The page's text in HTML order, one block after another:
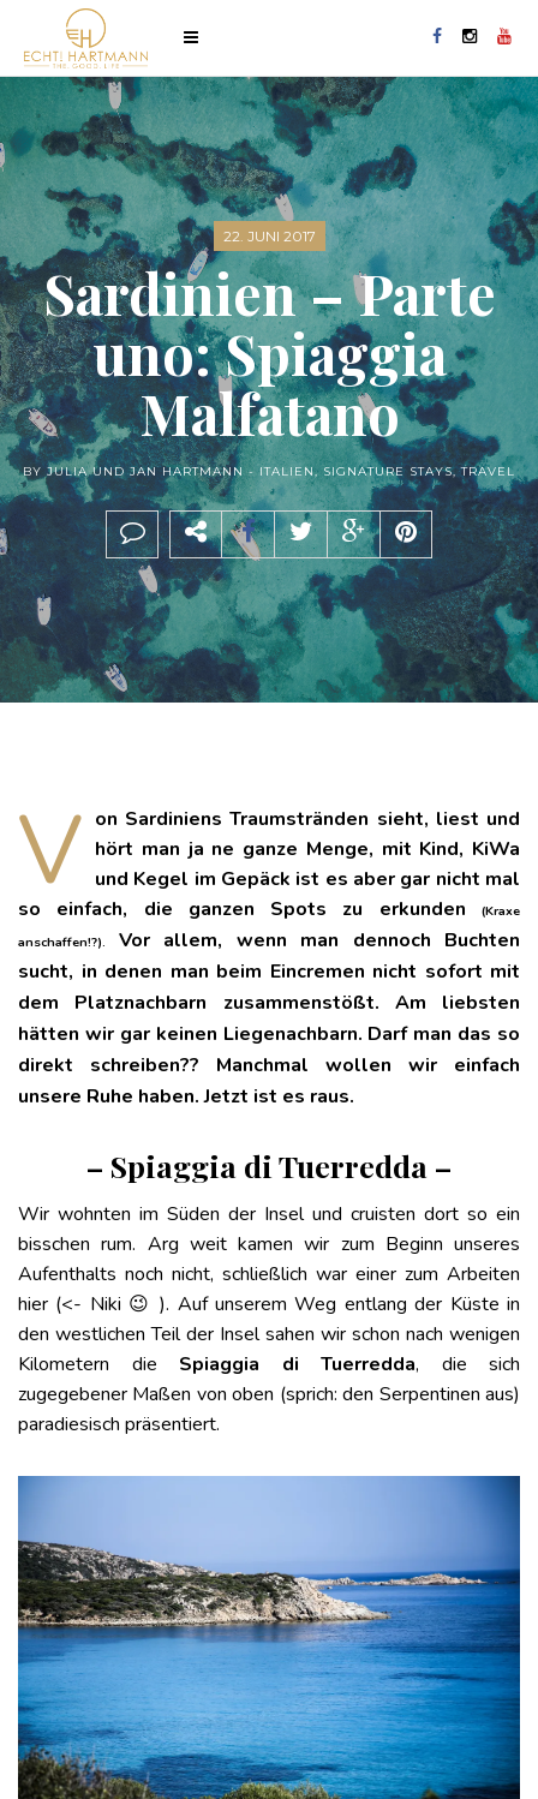
22. JUNI 2017
Sardinien – Parte
uno: Spiaggia
Malfatano
BY JULIA UND JAN HARTMANN - ITALIEN, SIGNATURE STAYS,TRAVEL
V on Sardiniens Traumstränden sieht, liest und
hört man ja ne ganze Menge, mit Kind, KiWa
und Kegel im Gepäck ist es aber gar nicht mal
so einfach, die ganzen Spots zu erkunden
(Kraxe
anschaffen!?). Vor allem, wenn man dennoch Buchten
sucht, in denen man beim Eincremen nicht sofort mit
dem Platznachbarn zusammenstößt. Am liebsten
hätten wir gar keinen Liegenachbarn. Darf man das so
direkt schreiben?? Manchmal wollen wir einfach
unsere Ruhe haben. Jetzt ist es raus.
– Spiaggia di Tuerredda –
Wir wohnten im Süden der Insel und cruisten dort so ein
bisschen rum. Arg weit kamen wir zum Beginn unseres
Aufenthalts noch nicht, schließlich war einer zum Arbeiten
hier (<- Niki 😉 ). Auf unserem Weg entlang der Küste in
den westlichen Teil der Insel sahen wir schon nach wenigen
Kilometern die Spiaggia di Tuerredda, die sich
zugegebener Maßen von oben (sprich: den Serpentinen aus)
paradiesisch präsentiert.